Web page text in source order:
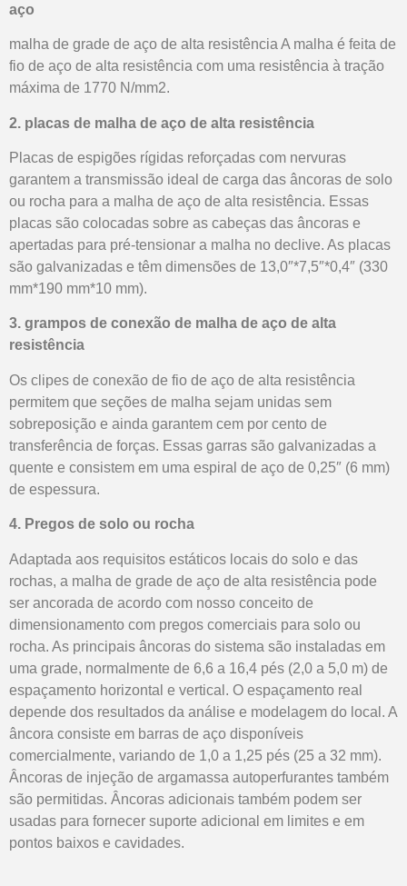
aço
malha de grade de aço de alta resistência A malha é feita de
fio de aço de alta resistência com uma resistência à tração
máxima de 1770 N/mm2.
2. placas de malha de aço de alta resistência
Placas de espigões rígidas reforçadas com nervuras
garantem a transmissão ideal de carga das âncoras de solo
ou rocha para a malha de aço de alta resistência. Essas
placas são colocadas sobre as cabeças das âncoras e
apertadas para pré-tensionar a malha no declive. As placas
são galvanizadas e têm dimensões de 13,0″*7,5″*0,4″ (330
mm*190 mm*10 mm).
3. grampos de conexão de malha de aço de alta
resistência
Os clipes de conexão de fio de aço de alta resistência
permitem que seções de malha sejam unidas sem
sobreposição e ainda garantem cem por cento de
transferência de forças. Essas garras são galvanizadas a
quente e consistem em uma espiral de aço de 0,25″ (6 mm)
de espessura.
4. Pregos de solo ou rocha
Adaptada aos requisitos estáticos locais do solo e das
rochas, a malha de grade de aço de alta resistência pode
ser ancorada de acordo com nosso conceito de
dimensionamento com pregos comerciais para solo ou
rocha. As principais âncoras do sistema são instaladas em
uma grade, normalmente de 6,6 a 16,4 pés (2,0 a 5,0 m) de
espaçamento horizontal e vertical. O espaçamento real
depende dos resultados da análise e modelagem do local. A
âncora consiste em barras de aço disponíveis
comercialmente, variando de 1,0 a 1,25 pés (25 a 32 mm).
Âncoras de injeção de argamassa autoperfurantes também
são permitidas. Âncoras adicionais também podem ser
usadas para fornecer suporte adicional em limites e em
pontos baixos e cavidades.